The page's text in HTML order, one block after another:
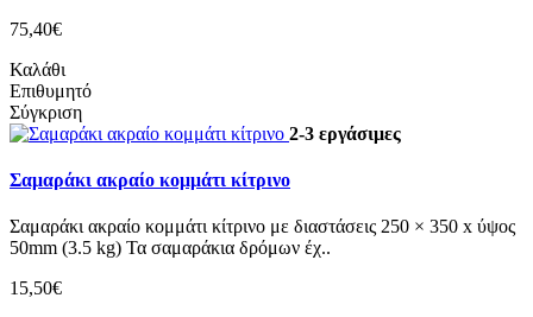
75,40€
Καλάθι
Επιθυμητό
Σύγκριση
2-3 εργάσιμες
Σαμαράκι ακραίο κομμάτι κίτρινο
Σαμαράκι ακραίο κομμάτι κίτρινο με διαστάσεις 250 × 350 x ύψoς
50mm (3.5 kg) Τα σαμαράκια δρόμων έχ..
15,50€